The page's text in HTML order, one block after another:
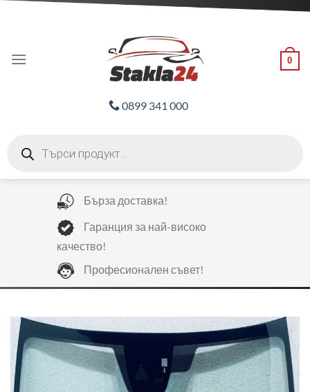
0
0899 341 000
search
Бърза доставка!
Гаранция за най-високо
качество!
Професионален съвет!